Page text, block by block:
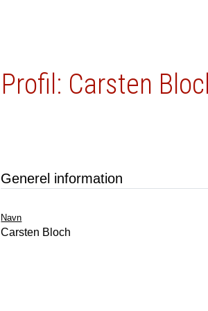
Profil: Carsten
Generel information
Navn
Carsten Bloch